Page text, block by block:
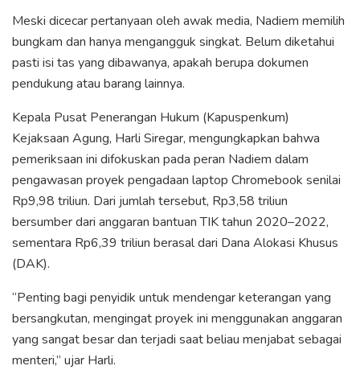
Meski dicecar pertanyaan oleh awak media, Nadiem memilih
bungkam dan hanya mengangguk singkat. Belum diketahui
pasti isi tas yang dibawanya, apakah berupa dokumen
pendukung atau barang lainnya.
Kepala Pusat Penerangan Hukum (Kapuspenkum)
Kejaksaan Agung, Harli Siregar, mengungkapkan bahwa
pemeriksaan ini difokuskan pada peran Nadiem dalam
pengawasan proyek pengadaan laptop Chromebook senilai
Rp9,98 triliun. Dari jumlah tersebut, Rp3,58 triliun
bersumber dari anggaran bantuan TIK tahun 2020–2022,
sementara Rp6,39 triliun berasal dari Dana Alokasi Khusus
(DAK).
“Penting bagi penyidik untuk mendengar keterangan yang
bersangkutan, mengingat proyek ini menggunakan anggaran
yang sangat besar dan terjadi saat beliau menjabat sebagai
menteri,” ujar Harli.